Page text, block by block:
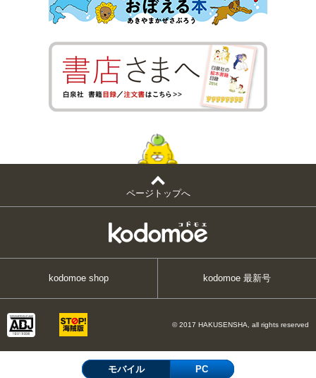
ページトップへ
kodomoe shop kodomoe 最新号
© 2017 HAKUSENSHA, all rights reserved
モバイル PC